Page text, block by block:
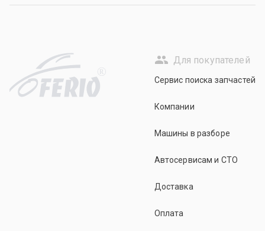
R
Для покупателей
Сервис поиска запчастей
Компании
Машины в разборе
Автосервисам и СТО
Доставка
Оплата